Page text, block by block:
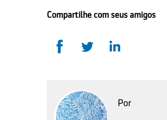
Compartilhe com seus amigos
Por